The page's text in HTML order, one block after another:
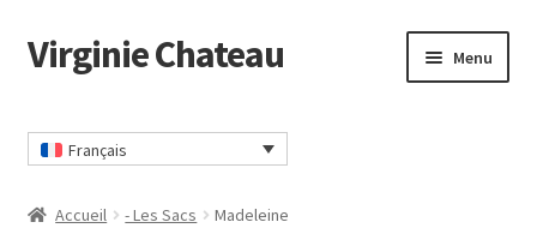
Passer
à
navigation
Passer
au
Virginie Chateau Menu
Français
Accueil - Les Sacs Madeleine